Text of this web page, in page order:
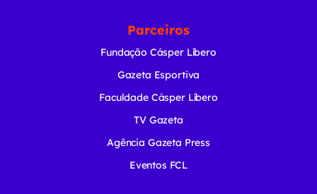
Parceiros
Fundação Cásper Líbero
Gazeta Esportiva
Faculdade Cásper Líbero
TV Gazeta
Agência Gazeta Press
Eventos FCL